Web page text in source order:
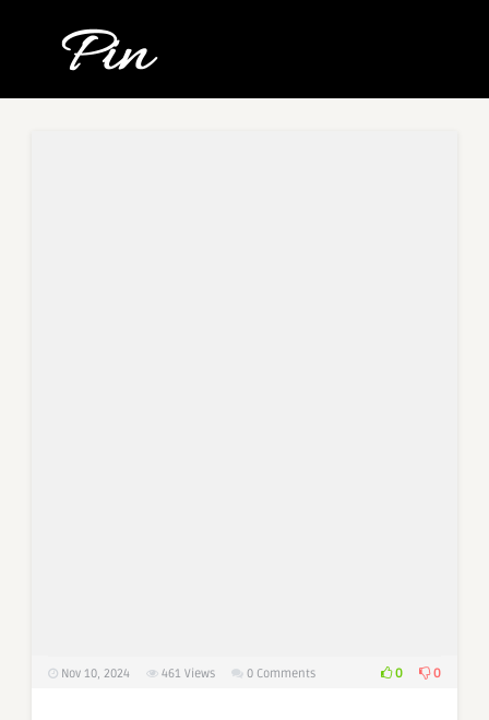
Nov 10, 2024 461 Views 0 Comments 0 0